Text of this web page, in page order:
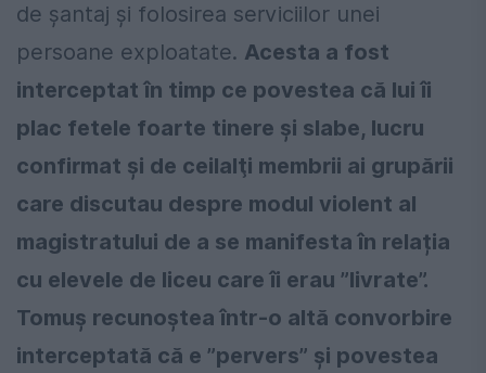
de șantaj și folosirea serviciilor unei
persoane exploatate. Acesta a fost
interceptat în timp ce povestea că lui îi
plac fetele foarte tinere și slabe, lucru
confirmat şi de ceilalţi membrii ai grupării
care discutau despre modul violent al
magistratului de a se manifesta în relația
cu elevele de liceu care îi erau ”livrate”.
Tomuș recunoștea într-o altă convorbire
interceptată că e ”pervers” și povestea